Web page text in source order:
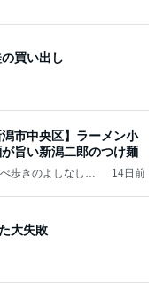
買い出し
市中央区】ラーメン小
旨い新潟二郎のつけ麺
歩きのよしなしご
14日前
大失敗